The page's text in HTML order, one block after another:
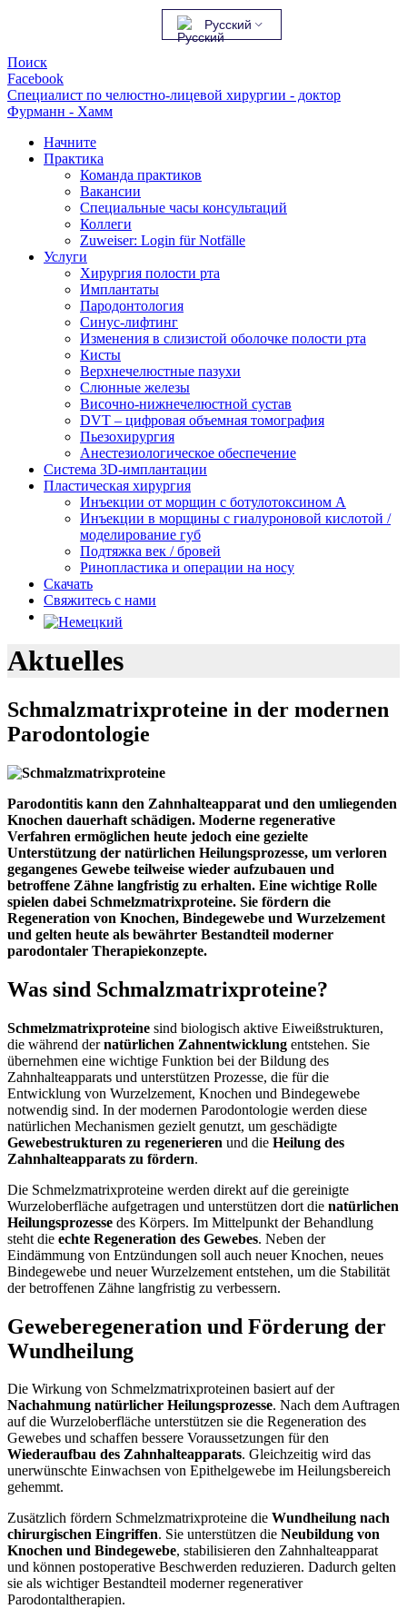
Русский
Поиск
Facebook
Специалист по челюстно-лицевой хирургии - доктор
Фурманн - Хамм
Начните
Практика
Команда практиков
Вакансии
Специальные часы консультаций
Коллеги
Zuweiser: Login für Notfälle
Услуги
Хирургия полости рта
Имплантаты
Пародонтология
Синус-лифтинг
Изменения в слизистой оболочке полости рта
Кисты
Верхнечелюстные пазухи
Слюнные железы
Височно-нижнечелюстной сустав
DVT – цифровая объемная томография
Пьезохирургия
Анестезиологическое обеспечение
Система 3D-имплантации
Пластическая хирургия
Инъекции от морщин с ботулотоксином А
Инъекции в морщины с гиалуроновой кислотой /
моделирование губ
Подтяжка век / бровей
Ринопластика и операции на носу
Скачать
Свяжитесь с нами
Aktuelles
Schmalzmatrixproteine in der modernen
Parodontologie
Parodontitis kann den Zahnhalteapparat und den umliegenden
Knochen dauerhaft schädigen. Moderne regenerative
Verfahren ermöglichen heute jedoch eine gezielte
Unterstützung der natürlichen Heilungsprozesse, um verloren
gegangenes Gewebe teilweise wieder aufzubauen und
betroffene Zähne langfristig zu erhalten. Eine wichtige Rolle
spielen dabei Schmelzmatrixproteine. Sie fördern die
Regeneration von Knochen, Bindegewebe und Wurzelzement
und gelten heute als bewährter Bestandteil moderner
parodontaler Therapiekonzepte.
Was sind Schmalzmatrixproteine?
Schmelzmatrixproteine sind biologisch aktive Eiweißstrukturen,
die während dernatürlichen Zahnentwicklung entstehen. Sie
übernehmen eine wichtige Funktion bei der Bildung des
Zahnhalteapparats und unterstützen Prozesse, die für die
Entwicklung von Wurzelzement, Knochen und Bindegewebe
notwendig sind. In der modernen Parodontologie werden diese
natürlichen Mechanismen gezielt genutzt, um geschädigte
Gewebestrukturen zu regenerieren und die Heilung des
Zahnhalteapparats zu fördern.
Die Schmelzmatrixproteine werden direkt auf die gereinigte
Wurzeloberfläche aufgetragen und unterstützen dort die natürlichen
Heilungsprozesse des Körpers. Im Mittelpunkt der Behandlung
steht die echte Regeneration des Gewebes. Neben der
Eindämmung von Entzündungen soll auch neuer Knochen, neues
Bindegewebe und neuer Wurzelzement entstehen, um die Stabilität
der betroffenen Zähne langfristig zu verbessern.
Geweberegeneration und Förderung der
Wundheilung
Die Wirkung von Schmelzmatrixproteinen basiert auf der
Nachahmung natürlicher Heilungsprozesse. Nach dem Auftragen
auf die Wurzeloberfläche unterstützen sie die Regeneration des
Gewebes und schaffen bessere Voraussetzungen für den
Wiederaufbau des Zahnhalteapparats. Gleichzeitig wird das
unerwünschte Einwachsen von Epithelgewebe im Heilungsbereich
gehemmt.
Zusätzlich fördern Schmelzmatrixproteine die Wundheilung nach
chirurgischen Eingriffen. Sie unterstützen die Neubildung von
Knochen und Bindegewebe, stabilisieren den Zahnhalteapparat
und können postoperative Beschwerden reduzieren. Dadurch gelten
sie als wichtiger Bestandteil moderner regenerativer
Parodontaltherapien.